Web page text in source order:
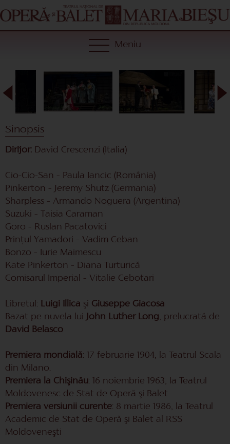
Meniu
Sinopsis
Dirijor: David Crescenzi (Italia)
Cio-Cio-San – Paula Iancic (România)
Pinkerton – Jeremy Shutz (Germania)
Sharpless – Armando Noguera (Argentina)
Suzuki – Taisia Caraman
Goro – Ruslan Pacatovici
Prințul Yamadori – Vadim Ceban
Bonzo – Iurie Maimescu
Kate Pinkerton – Diana Turturică
Comisarul Imperial – Vitalie Cebotari
Libretul: Luigi Illica şi Giuseppe Giacosa
Bazat pe nuvela lui John Luther Long , prelucrată de
David Belasco
Premiera mondială: 17 februarie 1904, la Teatrul Scala
din Milano.
Premiera la Chişinău: 16 noiembrie 1963, la Teatrul
Moldovenesc de Stat de Operă şi Balet
Premiera versiunii curente: 8 martie 1986, la Teatrul
Academic de Stat de Operă şi Balet al RSS
Moldoveneşti